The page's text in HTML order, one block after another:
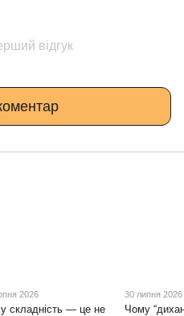
відгук
2026
складність — це не
30 липня 2026
Чому